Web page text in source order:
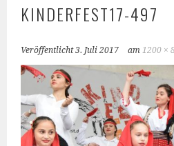
KINDERFEST17-497
Veröffentlicht3. Juli 2017 am 1200 ×